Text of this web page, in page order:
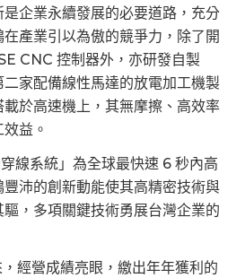
企業永續發展的必要道路，充分
產業引以為傲的競爭力，除了開
CNC 控制器外，亦研發自製
二家配備線性馬達的放電加工機製
於高速機上，其無摩擦、高效率
益。
線系統」為全球最快速 6 秒內高
豐沛的創新動能使其高精密技術與
，多項關鍵技術勇展台灣企業的
經營成績亮眼，繳出年年獲利的